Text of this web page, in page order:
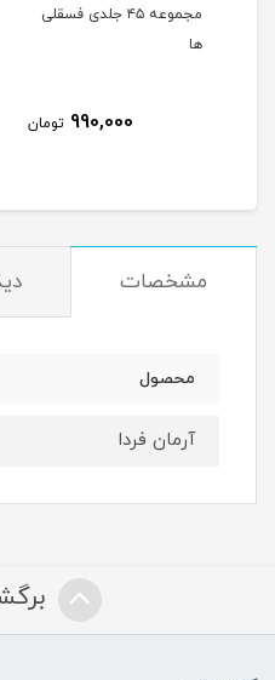
مجموعه ۴۵ جلدی فسقلی
ها
990,000 تومان
مشخصات
محصول
آرمان فردا